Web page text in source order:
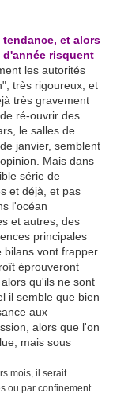
et alors
risquent
les autorités
très rigoureux, et
très gravement
ré-ouvrir des
le salles de
janvier, semblent
Mais dans
série de
et déjà, et pas
l'océan
et autres, des
principales
bilans vont frapper
éprouveront
qu'ils ne sont
il semble que bien
aux
alors que l'on
mais sous
mois, il serait
ou par confinement